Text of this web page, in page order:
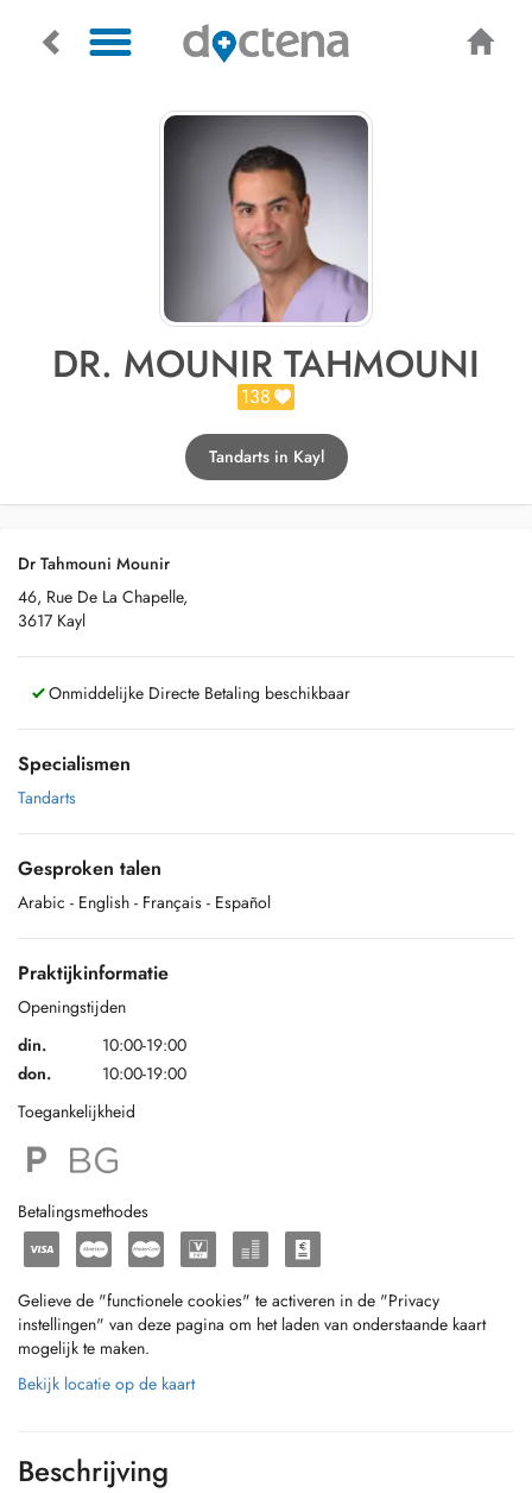
DR. MOUNIR TAHMOUNI
138
Tandarts in Kayl
Dr Tahmouni Mounir
46, Rue De La Chapelle,
3617 Kayl
Onmiddelijke Directe Betaling beschikbaar
Specialismen
Tandarts
Gesproken talen
Arabic - English - Français - Español
Praktijkinformatie
Openingstijden
din.
10:00-19:00
don.
10:00-19:00
Toegankelijkheid
Betalingsmethodes
Gelieve de "functionele cookies" te activeren in de "Privacy
instellingen" van deze pagina om het laden van onderstaande kaart
mogelijk te maken.
Bekijk locatie op de kaart
Beschrijving